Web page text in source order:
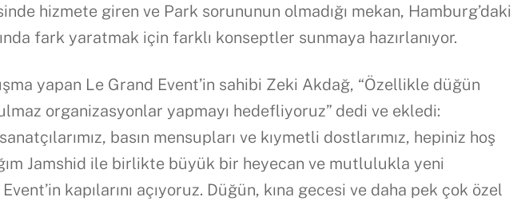
hizmete giren ve Park sorununun olmadığı mekan, Hamburg’daki
fark yaratmak için farklı konseptler sunmaya hazırlanıyor.
yapan Le Grand Event’in sahibi Zeki Akdağ, “Özellikle düğün
organizasyonlar yapmayı hedefliyoruz” dedi ve ekledi:
basın mensupları ve kıymetli dostlarımız, hepiniz hoş
Jamshid ile birlikte büyük bir heyecan ve mutlulukla yeni
kapılarını açıyoruz. Düğün, kına gecesi ve daha pek çok özel